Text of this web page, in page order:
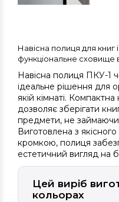
Навісна полиця для
функціональне сховище
Навісна полиця ПКУ-1
ідеальне рішення для
якій кімнаті.
дозволяє зберігати
предмети, не
Виготовлена з
кромкою, полиця
естетичний вигляд на
Цей виріб
кольорах